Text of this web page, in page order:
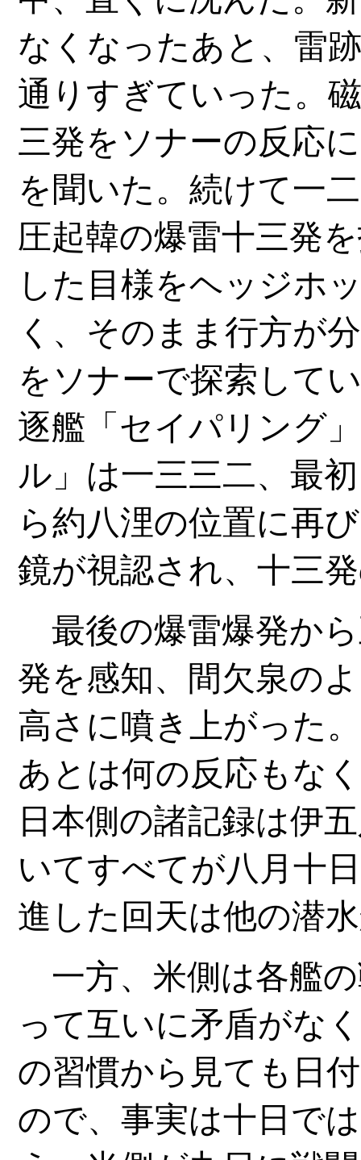
なくなったあと、雷
通りすぎていった。
三発をソナーの反応
を聞いた。続けて一
圧起韓の爆雷十三発
した目様をヘッジホ
く、そのまま行方が
をソナーで探索して
逐艦「セイパリング
ル」は一三三二、最
ら約八浬の位置に再
鏡が視認され、十三
最後の爆雷爆発か
発を感知、間欠泉の
高さに噴き上がった
あとは何の反応もな
日本側の諸記録は伊
いてすべてが八月十
進した回天は他の潜
一方、米側は各艦
って互いに矛盾がな
の習慣から見ても日
ので、事実は十日で